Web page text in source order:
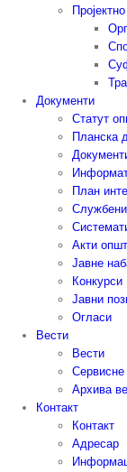
Документи
Статут
Планска
План
Акти
Јавне
Конкурси
Јавни
Огласи
Вести
Вести
Архива
Контакт
Контакт
Адресар